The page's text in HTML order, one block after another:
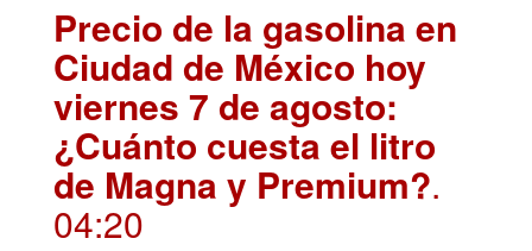
Precio de la gasolina en
Ciudad de México hoy
viernes 7 de agosto:
¿Cuánto cuesta el litro
de Magna y Premium?.
04:20